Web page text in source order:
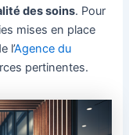
des soins. Pour
mises en place
l’Agence du
pertinentes.